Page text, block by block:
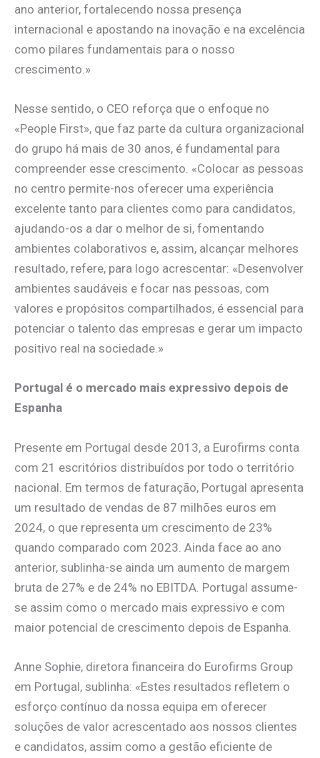
ano anterior, fortalecendo nossa presença
internacional e apostando na inovação e na excelência
como pilares fundamentais para o nosso
crescimento.»
Nesse sentido, o CEO reforça que o enfoque no
«People First», que faz parte da cultura organizacional
do grupo há mais de 30 anos, é fundamental para
compreender esse crescimento. «Colocar as pessoas
no centro permite-nos oferecer uma experiência
excelente tanto para clientes como para candidatos,
ajudando-os a dar o melhor de si, fomentando
ambientes colaborativos e, assim, alcançar melhores
resultado, refere, para logo acrescentar: «Desenvolver
ambientes saudáveis e focar nas pessoas, com
valores e propósitos compartilhados, é essencial para
potenciar o talento das empresas e gerar um impacto
positivo real na sociedade.»
Portugal é o mercado mais expressivo depois de
Espanha
Presente em Portugal desde 2013, a Eurofirms conta
com 21 escritórios distribuídos por todo o território
nacional. Em termos de faturação, Portugal apresenta
um resultado de vendas de 87 milhões euros em
2024, o que representa um crescimento de 23%
quando comparado com 2023. Ainda face ao ano
anterior, sublinha-se ainda um aumento de margem
bruta de 27% e de 24% no EBITDA. Portugal assume-
se assim como o mercado mais expressivo e com
maior potencial de crescimento depois de Espanha.
Anne Sophie, diretora financeira do Eurofirms Group
em Portugal, sublinha: «Estes resultados refletem o
esforço contínuo da nossa equipa em oferecer
soluções de valor acrescentado aos nossos clientes
e candidatos, assim como a gestão eficiente de